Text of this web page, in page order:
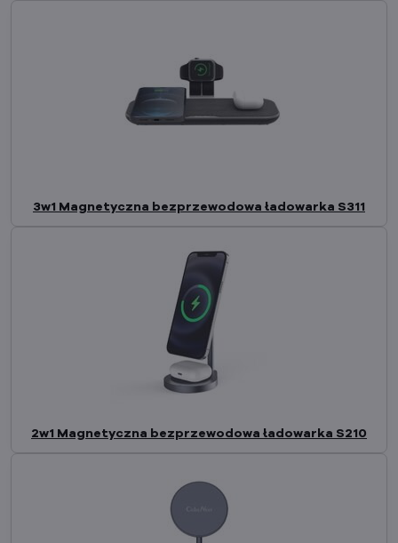
3w1 Magnetyczna bezprzewodowa ładowarka S311
2w1 Magnetyczna bezprzewodowa ładowarka S210